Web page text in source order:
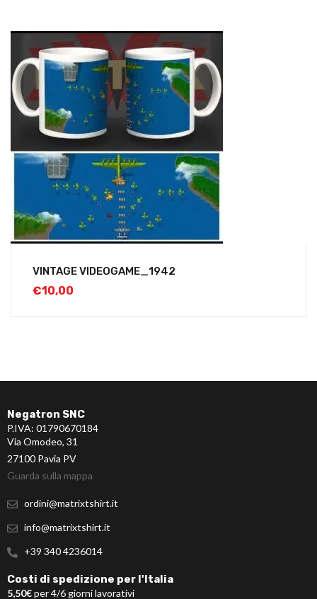
VINTAGE VIDEOGAME_1942
€10,00
Negatron SNC
P.IVA: 01790670184
Via Omodeo, 31
27100 Pavia PV
Guarda sulla mappa
ordini@matrixtshirt.it
info@matrixtshirt.it
+39 340 4236014
Costi di spedizione per l'Italia
5,50€per 4/6 giorni lavorativi